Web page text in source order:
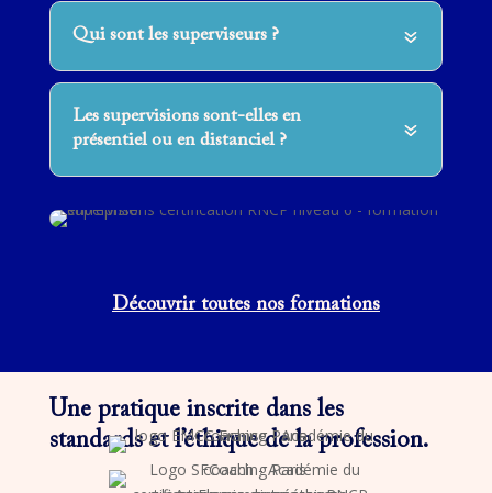
Qui sont les superviseurs ?
Les supervisions sont-elles en
présentiel ou en distanciel ?
Découvrir toutes nos formations
Une pratique inscrite dans les
standards et l’éthique de la profession.